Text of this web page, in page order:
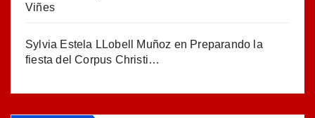
Viñes
Sylvia Estela LLobell Muñoz en Preparando la
fiesta del Corpus Christi…